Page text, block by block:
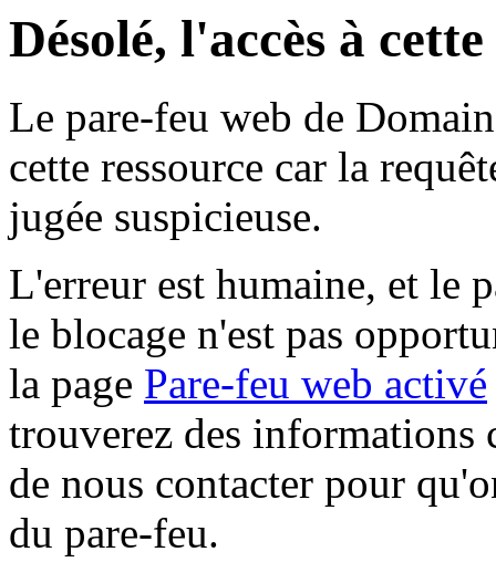
Désolé, l'accès à
Le pare-feu web de
cette ressource car la
jugée suspicieuse.
L'erreur est humaine, et le
le blocage n'est pas
la page Pare-feu web activé
trouverez des informations
de nous contacter pour
du pare-feu.